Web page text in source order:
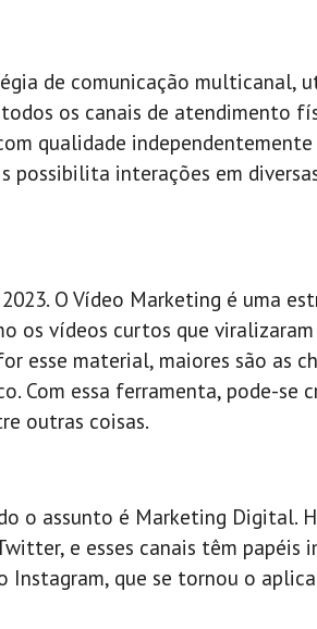
de comunicação multicanal,
os canais de atendimento
qualidade
possibilita interações em
O Vídeo Marketing é uma
os vídeos curtos que
esse material, maiores são as
Com essa ferramenta, pode-se
outras coisas.
o assunto é Marketing Digital.
e esses canais têm papéis
Instagram, que se tornou o